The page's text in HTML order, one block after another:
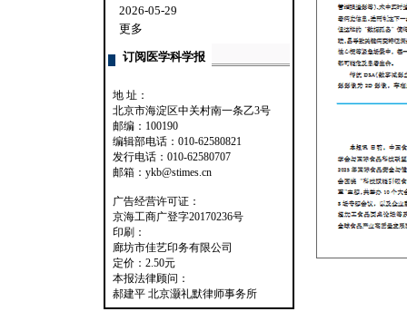
2026-05-29
更多
订阅医学科学报
地 址：
北京市海淀区中关村南一条乙3号
邮编：100190
编辑部电话：010-62580821
发行电话：010-62580707
邮箱：ykb@stimes.cn
广告经营许可证：
京海工商广登字20170236号
印刷：
廊坊市佳艺印务有限公司
定价：2.50元
本报法律顾问：
郝建平 北京灏礼默律师事务所